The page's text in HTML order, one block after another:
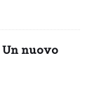
Un nuovo